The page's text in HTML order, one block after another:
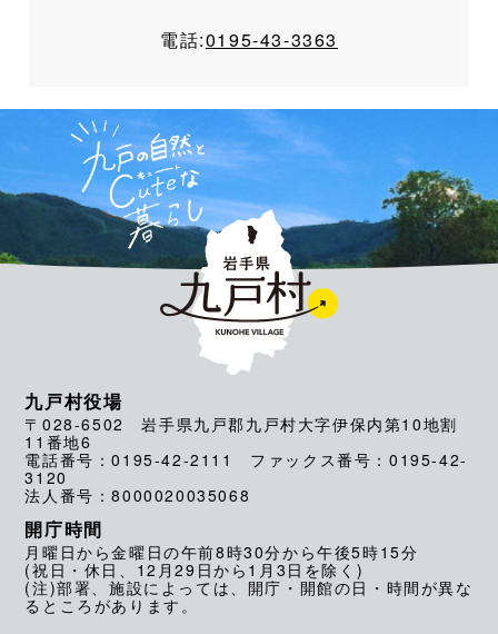
電話:0195-43-3363
九戸村役場
〒028-6502 岩手県九戸郡九戸村大字伊保内第10地割
11番地6
電話番号：0195-42-2111 ファックス番号：0195-42-
3120
法人番号：8000020035068
開庁時間
月曜日から金曜日の午前8時30分から午後5時15分
(祝日・休日、12月29日から1月3日を除く)
(注)部署、施設によっては、開庁・開館の日・時間が異な
るところがあります。